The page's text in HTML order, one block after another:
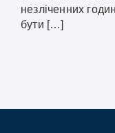
незліченних
бути […]